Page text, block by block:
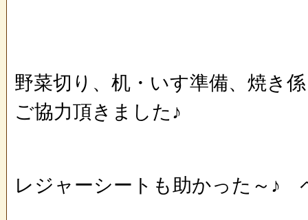
野菜切り、机・いす準備、焼
ご協力頂きました♪
レジャーシートも助かった～♪